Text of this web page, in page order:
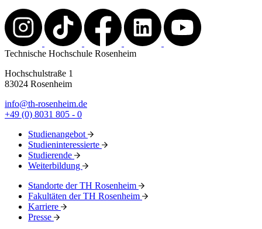
Technische Hochschule Rosenheim
Hochschulstraße 1
83024 Rosenheim
info@th-rosenheim.de
+49 (0) 8031 805 - 0
Studienangebot
Studieninteressierte
Studierende
Weiterbildung
Standorte der TH Rosenheim
Fakultäten der TH Rosenheim
Karriere
Presse